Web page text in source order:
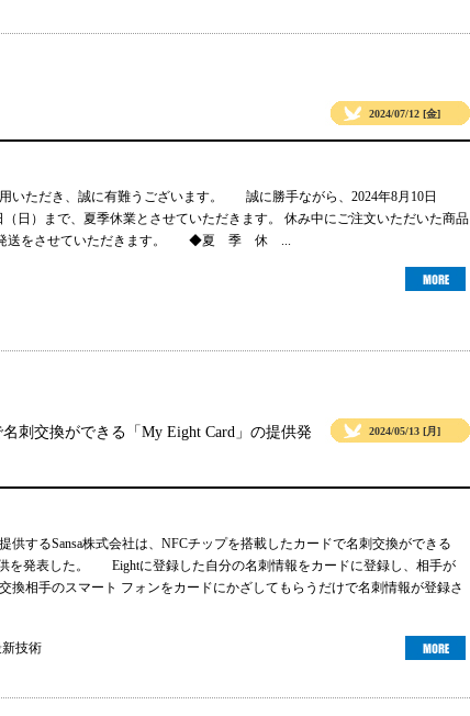
2024/07/12 [金]
用いただき、誠に有難うございます。 誠に勝手ながら、2024年8月10日
（日）まで、夏季休業とさせていただきます。 休み中にご注文いただいた商品
発送をさせていただきます。 ◆夏 季 休 ...
刺交換ができる「My Eight Card」の提供発
2024/05/13 [月]
供するSansa株式会社は、NFCチップを搭載したカードで名刺交換ができる
供を発表した。 Eightに登録した自分の名刺情報をカードに登録し、相手が
換相手のスマート フォンをカードにかざしてもらうだけで名刺情報が登録さ
技術